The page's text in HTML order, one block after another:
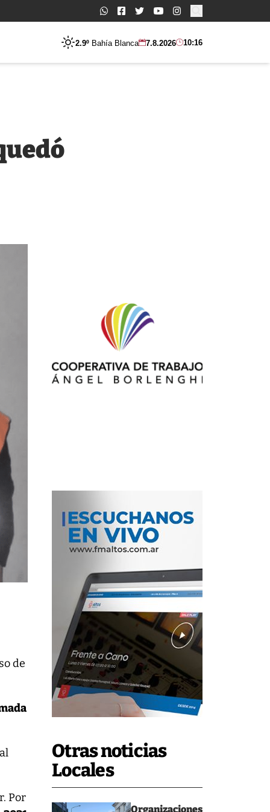
Buscar:
2.9º Bahía Blanca 7.8.2026 10:16
Otras noticias
Locales
Organizaciones
de
Por